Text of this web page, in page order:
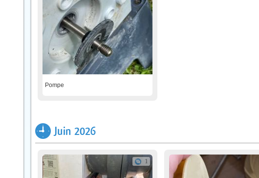
Pompe
Juin 2026
1